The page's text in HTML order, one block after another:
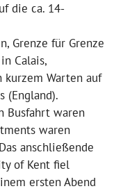
die ca. 14-
Grenze für Grenze
Calais,
kurzem Warten auf
(England).
Busfahrt waren
waren
anschließende
of Kent fiel
ersten Abend